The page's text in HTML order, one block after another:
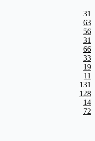
31
63
56
31
66
33
19
11
131
128
14
72